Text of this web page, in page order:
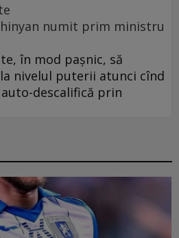
numit prim ministru
în mod paşnic, să
nivelul puterii atunci cînd
descalifică prin